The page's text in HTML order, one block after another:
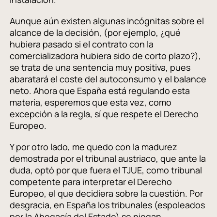
Aunque aún existen algunas incógnitas sobre el
alcance de la decisión, (por ejemplo, ¿qué
hubiera pasado si el contrato con la
comercializadora hubiera sido de corto plazo?),
se trata de una sentencia muy positiva, pues
abaratará el coste del autoconsumo y el balance
neto. Ahora que España está regulando esta
materia, esperemos que esta vez, como
excepción a la regla, sí que respete el Derecho
Europeo.
Y por otro lado, me quedo con la madurez
demostrada por el tribunal austriaco, que ante la
duda, optó por que fuera el TJUE, como tribunal
competente para interpretar el Derecho
Europeo, el que decidiera sobre la cuestión. Por
desgracia, en España los tribunales (espoleados